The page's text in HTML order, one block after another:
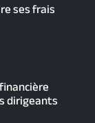
ses frais
dirigeants